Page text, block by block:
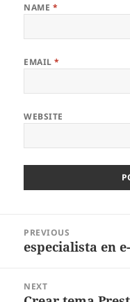
NAME *
EMAIL*
WEBSITE
navigation
PREVIOUS
Previous
especialista en
NEXT